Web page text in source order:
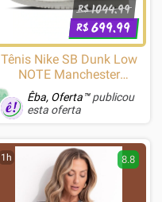
R$1044.99
R$699.99
Tênis Nike SB Dunk Low
NOTE Manchester
Masculino
Êba, Oferta™publicou
esta oferta
1h 8.8